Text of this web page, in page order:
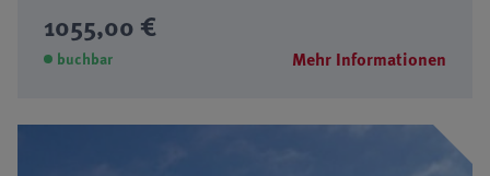
1055,00 €
buchbar Mehr Informationen